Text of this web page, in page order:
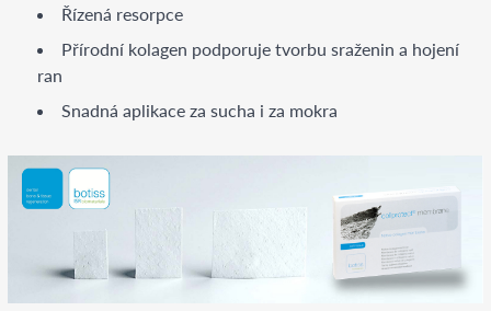
Řízená resorpce
Přírodní kolagen podporuje tvorbu sraženin a hojení
ran
Snadná aplikace za sucha i za mokra